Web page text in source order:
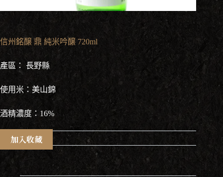
信州銘醸 鼎 純米吟醸 720ml
產區： 長野縣
使用米：美山錦
酒精濃度：16%
加入收藏